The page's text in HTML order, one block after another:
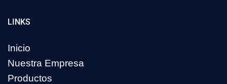
LINKS
Inicio
Nuestra Empresa
Productos